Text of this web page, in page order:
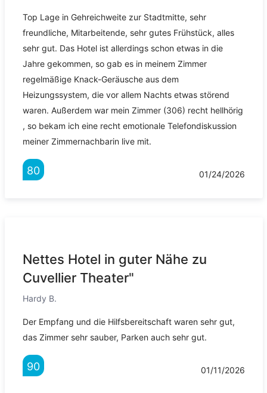
Top Lage in Gehreichweite zur Stadtmitte, sehr
freundliche, Mitarbeitende, sehr gutes Frühstück, alles
sehr gut. Das Hotel ist allerdings schon etwas in die
Jahre gekommen, so gab es in meinem Zimmer
regelmäßige Knack-Geräusche aus dem
Heizungssystem, die vor allem Nachts etwas störend
waren. Außerdem war mein Zimmer (306) recht hellhörig
, so bekam ich eine recht emotionale Telefondiskussion
meiner Zimmernachbarin live mit.
80 01/24/2026
Nettes Hotel in guter Nähe zu
Cuvellier Theater"
Hardy B.
Der Empfang und die Hilfsbereitschaft waren sehr gut,
das Zimmer sehr sauber, Parken auch sehr gut.
90 01/11/2026